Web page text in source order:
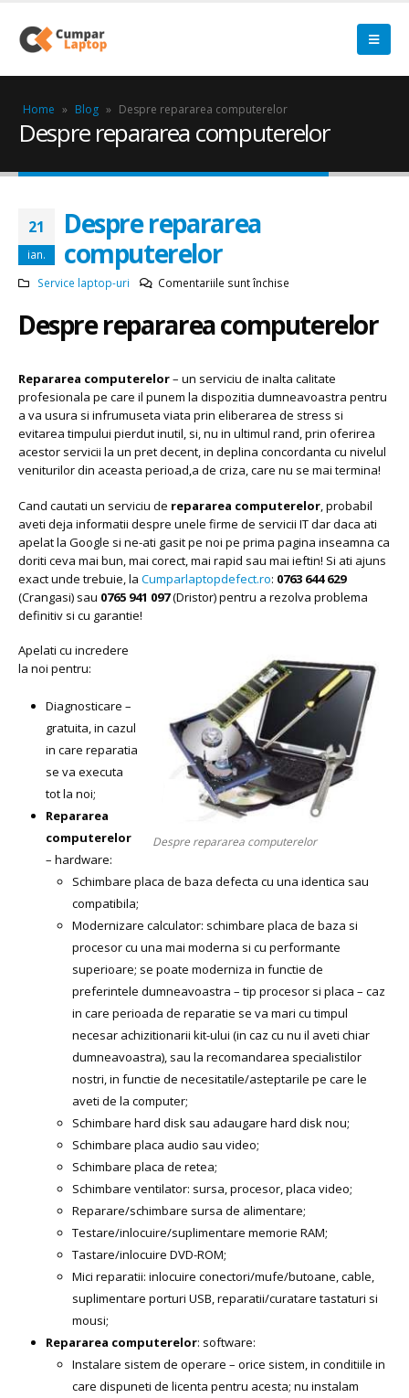
Home » Blog » Despre repararea computerelor
Despre repararea computerelor
21
ian.
Despre repararea
computerelor
Service laptop-uri Comentariile sunt închise
repararea
computerelor
Despre repararea computerelor
Repararea computerelor– un serviciu de inalta calitate
profesionala pe care il punem la dispozitia dumneavoastra pentru
a va usura si infrumuseta viata prin eliberarea de stress si
evitarea timpului pierdut inutil, si, nu in ultimul rand, prin oferirea
acestor servicii la un pret decent, in deplina concordanta cu nivelul
veniturilor din aceasta perioad,a de criza, care nu se mai termina!
Cand cautati un serviciu de repararea computerelor , probabil
aveti deja informatii despre unele firme de servicii IT dar daca ati
apelat la Google si ne-ati gasit pe noi pe prima pagina inseamna ca
doriti ceva mai bun, mai corect, mai rapid sau mai ieftin! Si ati ajuns
exact unde trebuie, la Cumparlaptopdefect.ro: 0763 644 629
(Crangasi) sau 0765 941 097(Dristor) pentru a rezolva problema
definitiv si cu garantie!
Despre repararea computerelor
Apelati cu incredere
la noi pentru:
Diagnosticare –
gratuita, in cazul
in care reparatia
se va executa
tot la noi;
Repararea
computerelor
– hardware:
Schimbare placa de baza defecta cu una identica sau
compatibila;
Modernizare calculator: schimbare placa de baza si
procesor cu una mai moderna si cu performante
superioare; se poate moderniza in functie de
preferintele dumneavoastra – tip procesor si placa – caz
in care perioada de reparatie se va mari cu timpul
necesar achizitionarii kit-ului (in caz cu nu il aveti chiar
dumneavoastra), sau la recomandarea specialistilor
nostri, in functie de necesitatile/asteptarile pe care le
aveti de la computer;
Schimbare hard disk sau adaugare hard disk nou;
Schimbare placa audio sau video;
Schimbare placa de retea;
Schimbare ventilator: sursa, procesor, placa video;
Reparare/schimbare sursa de alimentare;
Testare/inlocuire/suplimentare memorie RAM;
Tastare/inlocuire DVD-ROM;
Mici reparatii: inlocuire conectori/mufe/butoane, cable,
suplimentare porturi USB, reparatii/curatare tastaturi si
mousi;
Repararea computerelor: software:
Instalare sistem de operare – orice sistem, in conditiile in
care dispuneti de licenta pentru acesta; nu instalam